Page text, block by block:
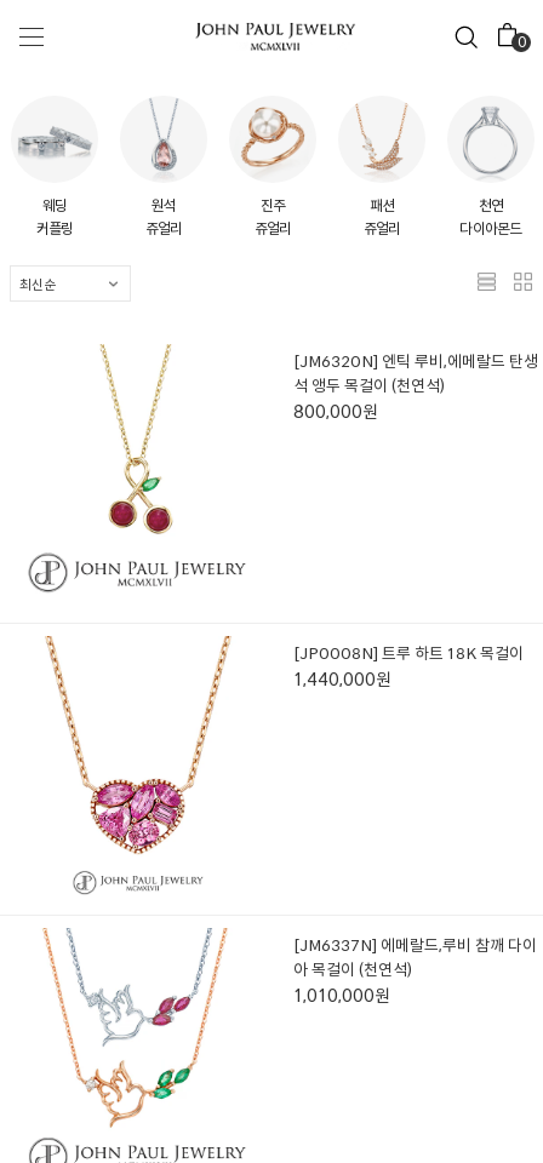
0
웨딩
커플링
원석
쥬얼리
진주
쥬얼리
패션
쥬얼리
천연
다이아몬드
[JM6320N] 엔틱 루비,에메랄드 탄생
석 앵두 목걸이 (천연석)
800,000원
[JP0008N] 트루 하트 18K 목걸이
1,440,000원
[JM6337N] 에메랄드,루비 참깨 다이
아 목걸이 (천연석)
1,010,000원